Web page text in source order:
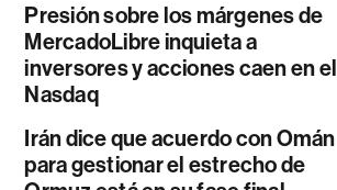
Presión sobre los márgenes de
MercadoLibre inquieta a
inversores y acciones caen en el
Nasdaq
Irán dice que acuerdo con Omán
para gestionar el estrecho de